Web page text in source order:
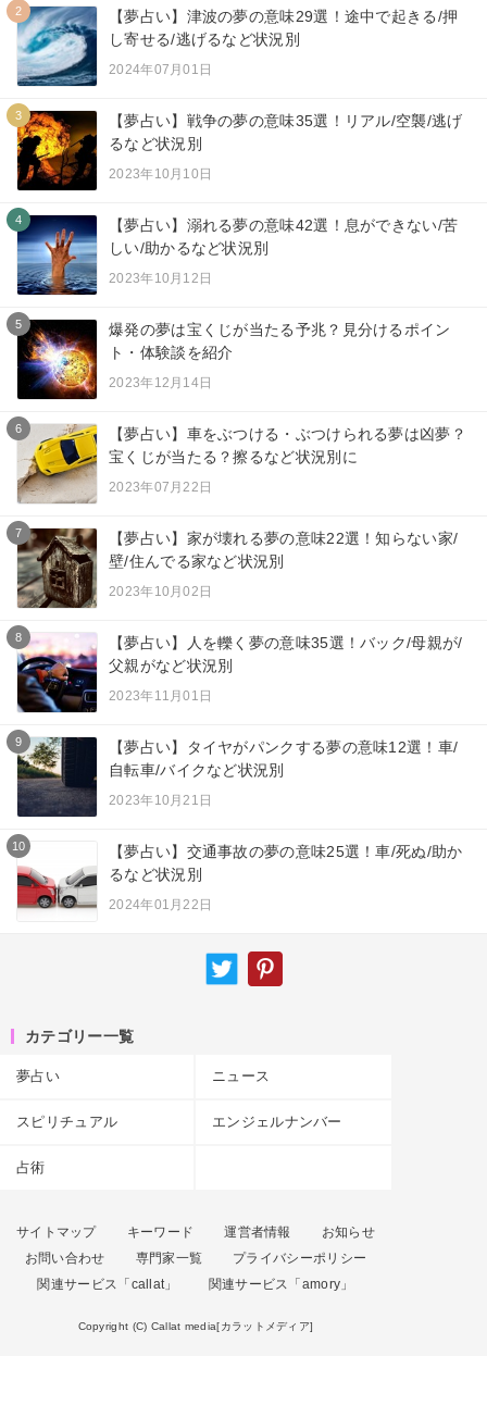
2
【夢占い】津波の夢の意味29選！途中で起きる/押
し寄せる/逃げるなど状況別
2024年07月01日
3
【夢占い】戦争の夢の意味35選！リアル/空襲/逃げ
るなど状況別
2023年10月10日
4
【夢占い】溺れる夢の意味42選！息ができない/苦
しい/助かるなど状況別
2023年10月12日
5
爆発の夢は宝くじが当たる予兆？見分けるポイン
ト・体験談を紹介
2023年12月14日
6
【夢占い】車をぶつける・ぶつけられる夢は凶夢？
宝くじが当たる？擦るなど状況別に
2023年07月22日
7
【夢占い】家が壊れる夢の意味22選！知らない家/
壁/住んでる家など状況別
2023年10月02日
8
【夢占い】人を轢く夢の意味35選！バック/母親が/
父親がなど状況別
2023年11月01日
9
【夢占い】タイヤがパンクする夢の意味12選！車/
自転車/バイクなど状況別
2023年10月21日
10
【夢占い】交通事故の夢の意味25選！車/死ぬ/助か
るなど状況別
2024年01月22日
カテゴリー一覧
夢占い ニュース
スピリチュアル エンジェルナンバー
占術
サイトマップ キーワード 運営者情報
お知らせ
お問い合わせ
専門家一覧
プライバシーポリシー
関連サービス「callat」
関連サービス「amory」
Copyright (C) Callat media[カラットメディア]